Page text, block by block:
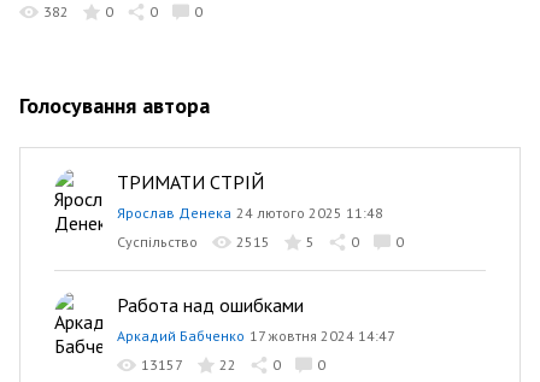
382 0 0 0
Голосування автора
ТРИМАТИ СТРІЙ
Ярослав Денека 24 лютого 2025 11:48
Суспільство
2515 5 0 0
Работа над ошибками
Аркадий Бабченко 17 жовтня 2024 14:47
13157
22 0 0